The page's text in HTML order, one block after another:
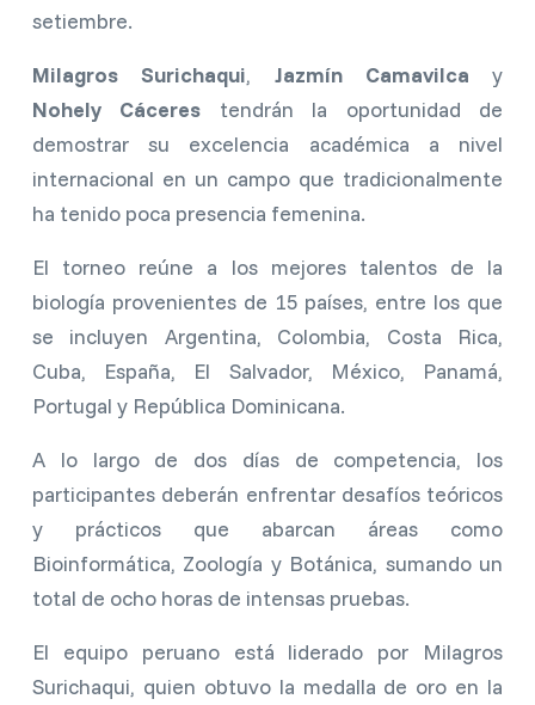
setiembre.
Milagros Surichaqui, Jazmín Camavilca y
Nohely Cáceres tendrán la oportunidad de
demostrar su excelencia académica a nivel
internacional en un campo que tradicionalmente
ha tenido poca presencia femenina.
El torneo reúne a los mejores talentos de la
biología provenientes de 15 países, entre los que
se incluyen Argentina, Colombia, Costa Rica,
Cuba, España, El Salvador, México, Panamá,
Portugal y República Dominicana.
A lo largo de dos días de competencia, los
participantes deberán enfrentar desafíos teóricos
y prácticos que abarcan áreas como
Bioinformática, Zoología y Botánica, sumando un
total de ocho horas de intensas pruebas.
El equipo peruano está liderado por Milagros
Surichaqui, quien obtuvo la medalla de oro en la